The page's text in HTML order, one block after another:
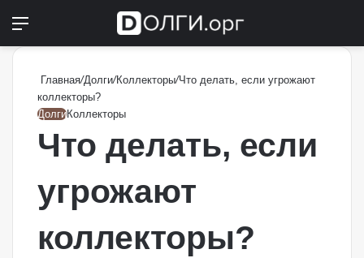
Меню
Главная/Долги/Коллекторы/Что делать, если угрожают
коллекторы?
ДолгиКоллекторы
Что делать, если
угрожают
коллекторы?